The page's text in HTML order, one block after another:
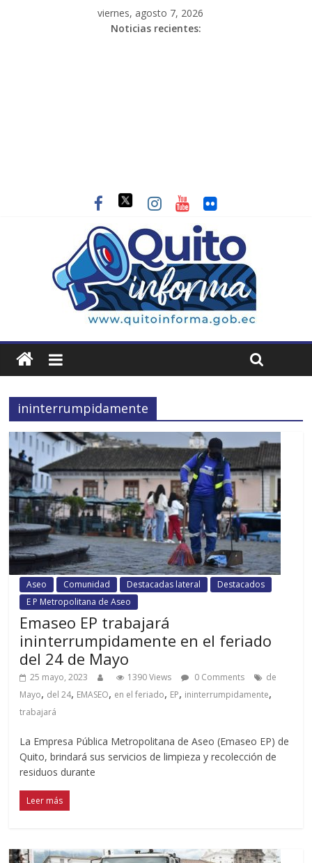
viernes, agosto 7, 2026
Noticias recientes:
ininterrumpidamente
Aseo Comunidad Destacadas lateral
Destacados
E P Metropolitana de Aseo
Emaseo EP trabajará
ininterrumpidamente en el feriado
del 24 de Mayo
25 mayo, 2023 1390 Views 0 Comments
de
Mayo, del 24, EMASEO, en el feriado, EP, ininterrumpidamente,
trabajará
La Empresa Pública Metropolitana de Aseo (Emaseo EP) de
Quito, brindará sus servicios de limpieza y recolección de
residuos durante
Leer más